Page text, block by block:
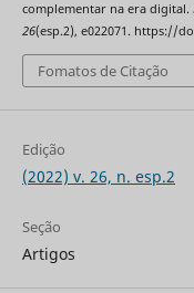
complementar na era digital.
26(esp.2), e022071. https://
Fomatos de Citação
Edição
(2022) v. 26, n. esp.2
Seção
Artigos